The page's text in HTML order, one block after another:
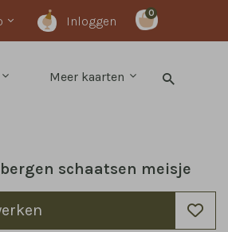
Inloggen
0
Meer kaarten
schaatsen meisje